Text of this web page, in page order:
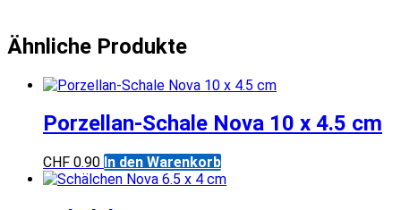
Ähnliche Produkte
Porzellan-Schale Nova 10 x 4.5 cm
CHF 0.90 In den Warenkorb